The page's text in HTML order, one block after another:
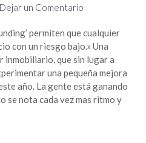
Dejar un Comentario
permiten que cualquier
con un riesgo bajo.» Una
inmobiliario, que sin lugar a
una pequeña mejora
año. La gente está ganando
se nota cada vez mas ritmo y